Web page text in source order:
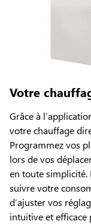
Votre
Grâce à
votre chauffage
Programmez vos
lors de vos
en toute simplicité.
suivre votre
d’ajuster vos
intuitive et